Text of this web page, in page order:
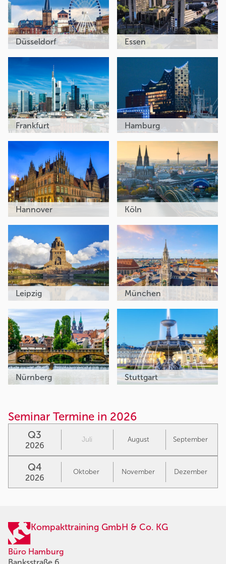
Düsseldorf Essen
Frankfurt Hamburg
Hannover Köln
Leipzig München
Nürnberg Stuttgart
Seminar Termine in 2026
Q3
2026
Juli August September
Q4
2026
Oktober November Dezember
Kompakttraining GmbH & Co. KG
Büro Hamburg